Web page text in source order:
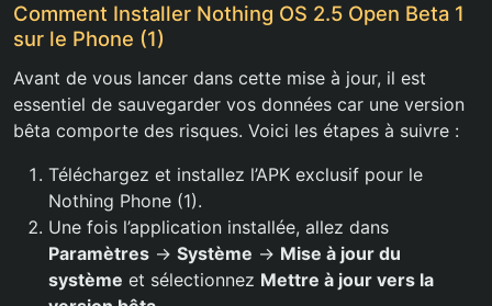
Comment Installer Nothing OS 2.5 Open Beta 1
sur le Phone (1)
Avant de vous lancer dans cette mise à jour, il est
essentiel de sauvegarder vos données car une version
bêta comporte des risques. Voici les étapes à suivre :
Téléchargez et installez l’APK exclusif pour le
Nothing Phone (1).
Une fois l’application installée, allez dans
Paramètres -> Système -> Mise à jour du
système et sélectionnez Mettre à jour vers la